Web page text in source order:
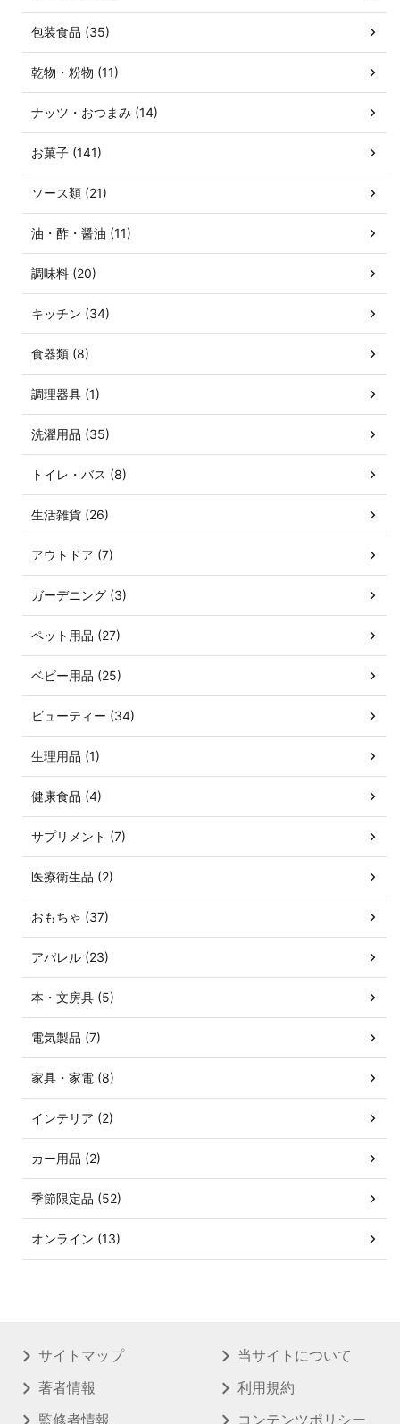
包装食品 (35)
乾物・粉物 (11)
ナッツ・おつまみ (14)
お菓子 (141)
ソース類 (21)
油・酢・醤油 (11)
調味料 (20)
キッチン (34)
食器類 (8)
調理器具 (1)
洗濯用品 (35)
トイレ・バス (8)
生活雑貨 (26)
アウトドア (7)
ガーデニング (3)
ペット用品 (27)
ベビー用品 (25)
ビューティー (34)
生理用品 (1)
健康食品 (4)
サプリメント (7)
医療衛生品 (2)
おもちゃ (37)
アパレル (23)
本・文房具 (5)
電気製品 (7)
家具・家電 (8)
インテリア (2)
カー用品 (2)
季節限定品 (52)
オンライン (13)
サイトマップ
著者情報
監修者情報
当サイトについて
利用規約
コンテンツポリシー